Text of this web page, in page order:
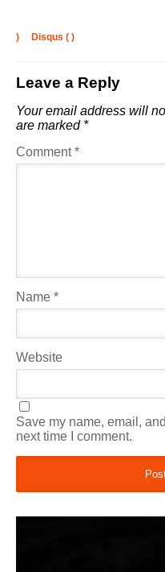
) Disqus ( )
Leave a Reply
Your email address will
are marked *
Comment*
Name *
Website
Save my name, email,
next time I comment.